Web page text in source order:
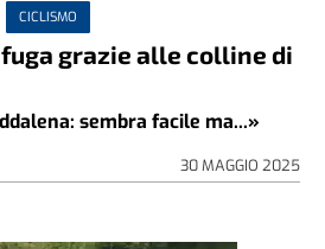
CICLISMO
grazie alle colline di
sembra facile ma...»
30 MAGGIO 2025